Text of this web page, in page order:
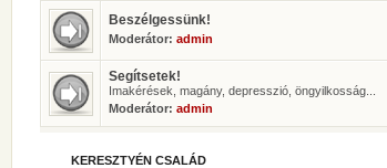
Beszélgessünk!
Moderátor: admin
Segítsetek!
Imakérések, magány, depresszió, öngyilkosság...
Moderátor: admin
KERESZTYÉN CSALÁD